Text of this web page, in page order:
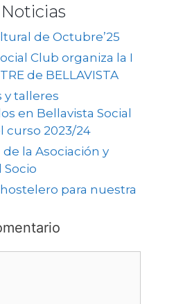
de Octubre’25
Club organiza la I
de BELLAVISTA
y talleres
en Bellavista Social
curso 2023/24
la Asociación y
Socio
para nuestra